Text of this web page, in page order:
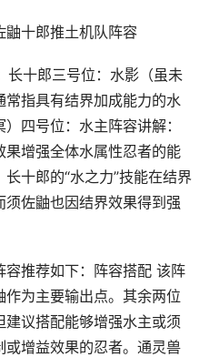
鼬十郎推土机队阵容
长十郎三号位：水影（虽未
指具有结界加成能力的水
四号位：水主阵容讲解：
增强全体水属性忍者的能
十郎的“水之力”技能在结界
佐鼬也因结界效果得到强
推荐如下：阵容搭配 该阵
为主要输出点。其余两位
议搭配能够增强水主或须
增益效果的忍者。通灵兽